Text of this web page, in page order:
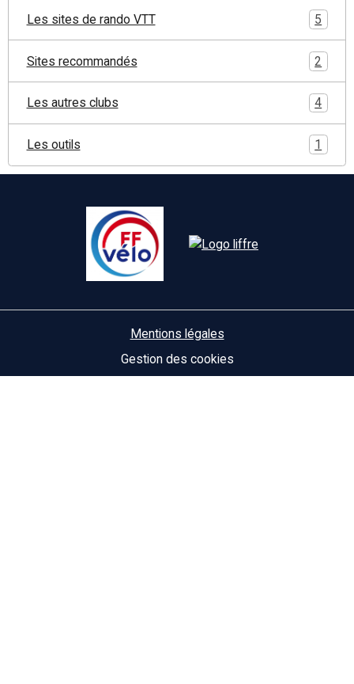
Les sites de rando VTT 5
Sites recommandés 2
Les autres clubs 4
Les outils 1
Mentions légales
Gestion des cookies